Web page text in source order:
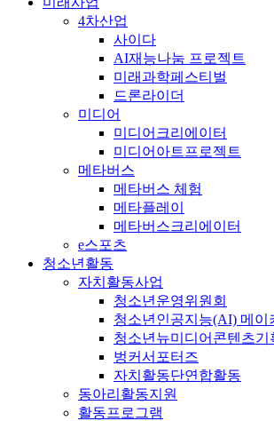
4차산업
사이다
AI재능나눔 프로젝트
미래과학페스티벌
드론라이더
미디어
미디어크리에이터
미디어아트프로젝트
메타버스
메타버스 체험
메타플레이
메타버스크리에이터
e스포츠
청소년활동
자치활동사업
청소년운영위원회
청소년인공지능(AI) 메이
청소년뉴미디어콘텐츠기
벙커서포터즈
자치활동단연합활동
동아리활동지원
활동프로그램